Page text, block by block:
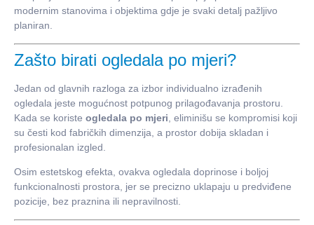
modernim stanovima i objektima gdje je svaki detalj pažljivo
planiran.
Zašto birati ogledala po mjeri?
Jedan od glavnih razloga za izbor individualno izrađenih
ogledala jeste mogućnost potpunog prilagođavanja prostoru.
Kada se koriste ogledala po mjeri , eliminišu se kompromisi koji
su česti kod fabričkih dimenzija, a prostor dobija skladan i
profesionalan izgled.
Osim estetskog efekta, ovakva ogledala doprinose i boljoj
funkcionalnosti prostora, jer se precizno uklapaju u predviđene
pozicije, bez praznina ili nepravilnosti.